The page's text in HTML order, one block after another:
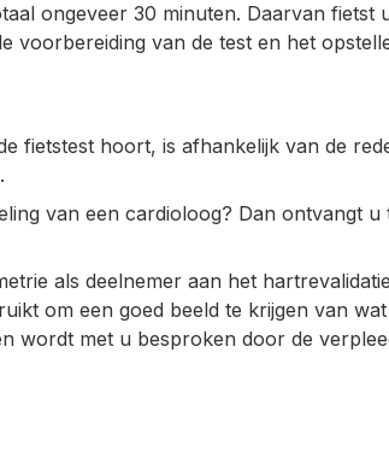
ongeveer 30 minuten. Daarvan fietst
voorbereiding van de test en het
fietstest hoort, is afhankelijk van de
van een cardioloog? Dan ontvangt
als deelnemer aan het
om een goed beeld te krijgen van
wordt met u besproken door de